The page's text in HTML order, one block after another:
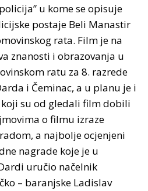
u kome se opisuje
postaje Beli Manastir
rata. Film je na
znanosti i obrazovanja u
ratu za 8. razrede
i Čeminac, a u planu je i
su od gledali film dobili
o filmu izraze
a najbolje ocjenjeni
nagrade koje je u
uručio načelnik
– baranjske Ladislav